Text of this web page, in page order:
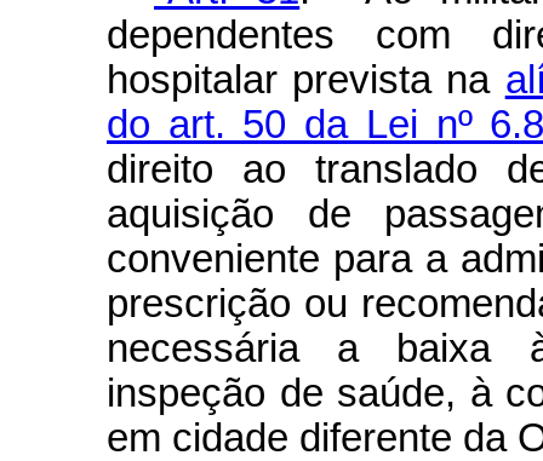
dependentes com
hospitalar prevista na
do art. 50 da Lei nº
direito ao translado
aquisição de
conveniente para a
prescrição ou
necessária a baixa
inspeção de saúde, à
em cidade diferente da